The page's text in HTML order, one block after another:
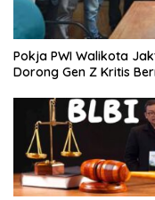
Pokja PWI Walikota
Dorong Gen Z Kritis